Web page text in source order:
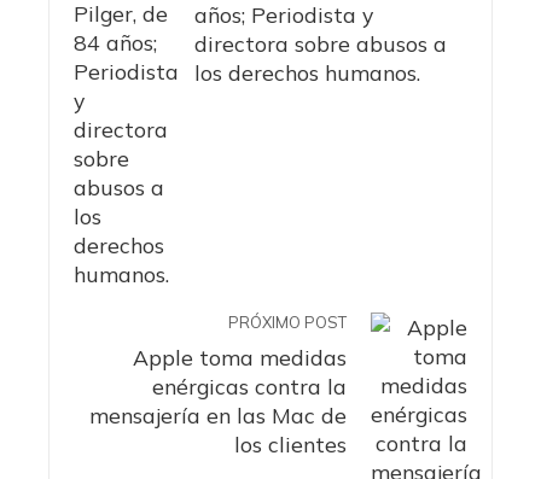
años; Periodista y
directora sobre abusos a
los derechos humanos.
PRÓXIMO POST
Apple toma medidas
enérgicas contra la
mensajería en las Mac de
los clientes